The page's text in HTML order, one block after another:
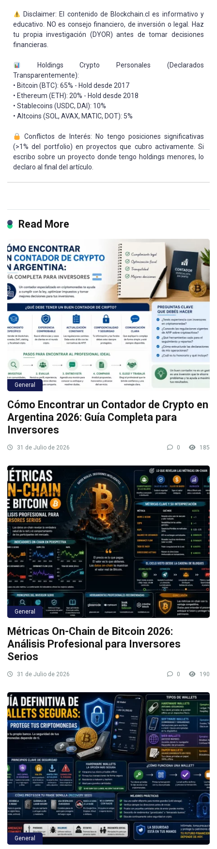
Disclaimer: El contenido de Blockchain.cl es informativo y
educativo. NO es consejo financiero, de inversión o legal. Haz
tu propia investigación (DYOR) antes de tomar decisiones
financieras.
Holdings Crypto Personales (Declarados
Transparentemente):
• Bitcoin (BTC): 65% - Hold desde 2017
• Ethereum (ETH): 20% - Hold desde 2018
• Stablecoins (USDC, DAI): 10%
• Altcoins (SOL, AVAX, MATIC, DOT): 5%
Conflictos de Interés: No tengo posiciones significativas
(>1% del portfolio) en proyectos que cubro activamente. Si
escribo sobre un proyecto donde tengo holdings menores, lo
declaro al final del artículo.
Read More
General
Cómo Encontrar un Contador de Crypto en
Argentina 2026: Guía Completa para
Inversores
31 de Julio de 2026 0 185
General
Métricas On-Chain de Bitcoin 2026:
Análisis Profesional para Inversores
Serios
31 de Julio de 2026 0 190
General